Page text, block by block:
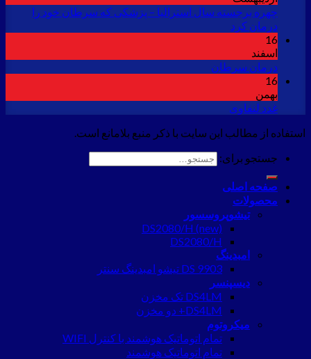
چهره برجسته سال استرالیا – پزشکی که سرطان خود را
درمان کرد
16
اسفند
درمان سرطان
16
بهمن
غدد لنفاوی
استفاده از مطالب این سایت با ذکر منبع بلامانع است.
جستجو برای:
صفحه اصلی
محصولات
تیشوپروسسور
DS2080/H (new)
DS2080/H
امبدینگ
DS 9903 تیشو امبدینگ سنتر
دیسپنسر
DS4LM تک مخزن
DS4LM+ دو مخزن
میکروتوم
تمام اتوماتیک هوشمند با کنترل WIFI
تمام اتوماتیک هوشمند